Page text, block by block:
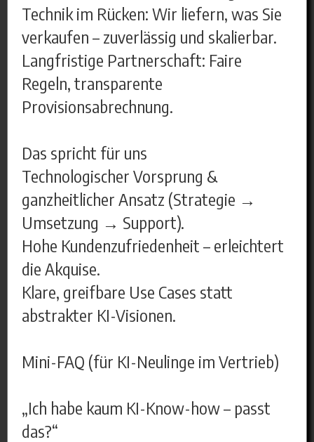
Technik im Rücken: Wir liefern, was Sie
verkaufen – zuverlässig und skalierbar.
Langfristige Partnerschaft: Faire
Regeln, transparente
Provisionsabrechnung.
Das spricht für uns
Technologischer Vorsprung &
ganzheitlicher Ansatz (Strategie →
Umsetzung → Support).
Hohe Kundenzufriedenheit – erleichtert
die Akquise.
Klare, greifbare Use Cases statt
abstrakter KI-Visionen.
Mini-FAQ (für KI-Neulinge im Vertrieb)
„Ich habe kaum KI-Know-how – passt
das?“